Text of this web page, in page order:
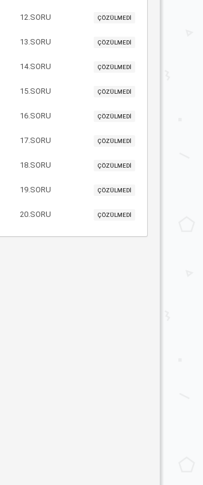
12.SORU ÇÖZÜLMEDİ
13.SORU ÇÖZÜLMEDİ
14.SORU ÇÖZÜLMEDİ
15.SORU ÇÖZÜLMEDİ
16.SORU ÇÖZÜLMEDİ
17.SORU ÇÖZÜLMEDİ
18.SORU ÇÖZÜLMEDİ
19.SORU ÇÖZÜLMEDİ
20.SORU ÇÖZÜLMEDİ